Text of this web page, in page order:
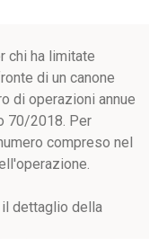
chi ha limitate
di un canone
di operazioni annue
70/2018. Per
compreso nel
dettaglio della